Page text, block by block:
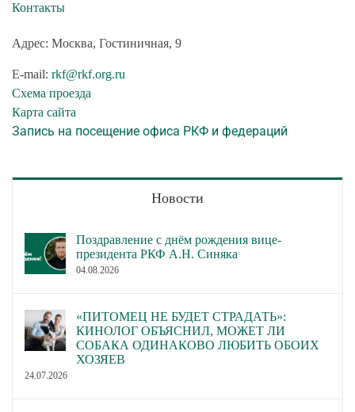
Контакты
Адрес: Москва, Гостиничная, 9
E-mail: rkf@rkf.org.ru
Схема проезда
Карта сайта
Запись на посещение офиса РКФ и федераций
Новости
Поздравление с днём рождения вице-
президента РКФ А.Н. Синяка
04.08.2026
«ПИТОМЕЦ НЕ БУДЕТ СТРАДАТЬ»:
КИНОЛОГ ОБЪЯСНИЛ, МОЖЕТ ЛИ
СОБАКА ОДИНАКОВО ЛЮБИТЬ ОБОИХ
ХОЗЯЕВ
24.07.2026